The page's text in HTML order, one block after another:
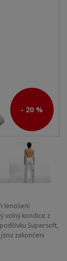
- 20 %
lenošení
volný kondice z
Supersoft,
zakončeni